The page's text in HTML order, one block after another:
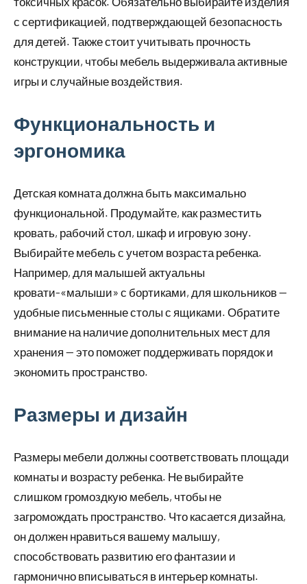
с сертификацией, подтверждающей безопасность
для детей. Также стоит учитывать прочность
конструкции, чтобы мебель выдерживала активные
игры и случайные воздействия.
Функциональность и
эргономика
Детская комната должна быть максимально
функциональной. Продумайте, как разместить
кровать, рабочий стол, шкаф и игровую зону.
Выбирайте мебель с учетом возраста ребенка.
Например, для малышей актуальны
кровати-«малыши» с бортиками, для школьников —
удобные письменные столы с ящиками. Обратите
внимание на наличие дополнительных мест для
хранения — это поможет поддерживать порядок и
экономить пространство.
Размеры и дизайн
Размеры мебели должны соответствовать площади
комнаты и возрасту ребенка. Не выбирайте
слишком громоздкую мебель, чтобы не
загромождать пространство. Что касается дизайна,
он должен нравиться вашему малышу,
способствовать развитию его фантазии и
гармонично вписываться в интерьер комнаты.